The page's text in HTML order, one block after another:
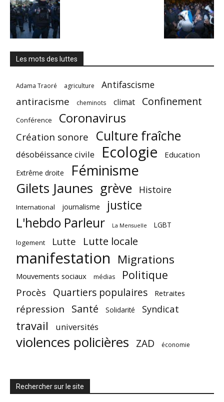
Les mots des luttes
Adama Traoré agriculture Antifascisme
antiracisme cheminots climat Confinement
Conférence Coronavirus
Création sonore Culture fraîche
désobéissance civile Ecologie Education
Extrême droite Féminisme
Gilets Jaunes grève Histoire
International journalisme justice
L'hebdo Parleur La Mensuelle
LGBT
logement
Lutte Lutte locale
manifestation Migrations
Mouvements sociaux médias Politique
Procès Quartiers populaires Retraites
répression Santé Solidarité Syndicat
travail universités
violences policières ZAD économie
Rechercher sur le site